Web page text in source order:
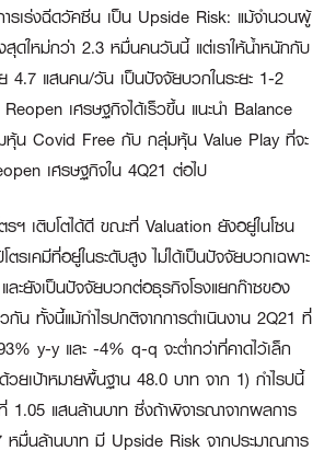
รเร่งฉีดวัคซีน เป็น Upside Risk: แม้จำนวนผู้
ดใหม่กว่า 2.3 หมื่นคนวันนี้ แต่เราให้น้ำหนักกับ
4.7 แสนคน/วัน เป็นปัจจัยบวกในระยะ 1-2
เศรษฐกิจได้เร็วขึ้น แนะนำ Balance
หุ้น Covid Free กับ กลุ่มหุ้น Value Play ที่จะ
เศรษฐกิจใน 4Q21 ต่อไป
ฯ เติบโตได้ดี ขณะที่ Valuation ยังอยู่ในโซน
รเคมีที่อยู่ในระดับสูง ไม่ได้เป็นปัจจัยบวกเฉพาะ
ละยังเป็นปัจจัยบวกต่อธุรกิจโรงแยกก๊าซของ
กัน ทั้งนี้แม้กำไรปกติจากการดำเนินงาน 2Q21 ที่
y-y และ -4% q-q จะต่ำกว่าที่คาดไว้เล็ก
ยเป้าหมายพื้นฐาน 48.0 บาท จาก 1) กำไรปนี้
1.05 แสนล้านบาท ซึ่งถ้าพิจารณาจากผลการ
หมื่นล้านบาท มี Upside Risk จากประมาณการ